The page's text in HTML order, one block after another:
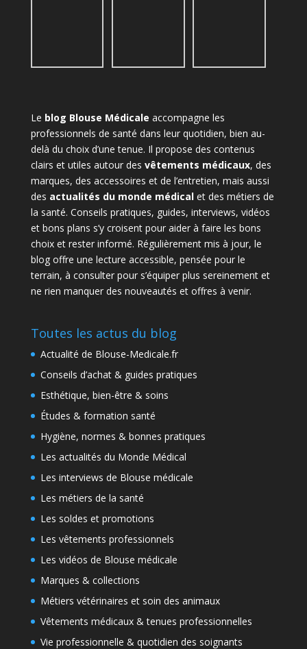
Le blog Blouse Médicale accompagne les
professionnels de santé dans leur quotidien, bien au-
delà du choix d’une tenue. Il propose des contenus
clairs et utiles autour des vêtements médicaux, des
marques, des accessoires et de l’entretien, mais aussi
des actualités du monde médicalet des métiers de
la santé. Conseils pratiques, guides, interviews, vidéos
et bons plans s’y croisent pour aider à faire les bons
choix et rester informé. Régulièrement mis à jour, le
blog offre une lecture accessible, pensée pour le
terrain, à consulter pour s’équiper plus sereinement et
ne rien manquer des nouveautés et offres à venir.
Toutes les actus du blog
Actualité de Blouse-Medicale.fr
Conseils d’achat & guides pratiques
Esthétique, bien-être & soins
Études & formation santé
Hygiène, normes & bonnes pratiques
Les actualités du Monde Médical
Les interviews de Blouse médicale
Les métiers de la santé
Les soldes et promotions
Les vêtements professionnels
Les vidéos de Blouse médicale
Marques & collections
Métiers vétérinaires et soin des animaux
Vêtements médicaux & tenues professionnelles
Vie professionnelle & quotidien des soignants